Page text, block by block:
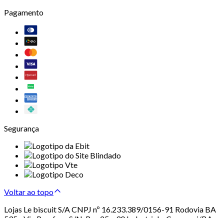
Pagamento
Segurança
Voltar ao topo
Lojas Le biscuit S/A CNPJ nº 16.233.389/0156-91 Rodovia BA